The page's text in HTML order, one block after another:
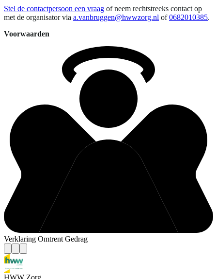
Stel de contactpersoon een vraag of neem rechtstreeks contact op
met de organisator via a.vanbruggen@hwwzorg.nl of 0682010385.
Voorwaarden
Verklaring Omtrent Gedrag
HWW Zorg